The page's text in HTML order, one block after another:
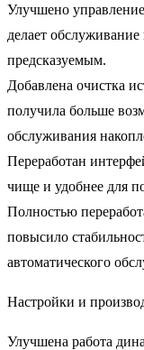
Улучшено
делает
предсказуемым.
Добавлена очистка
получила больше
обслуживания
Переработан
чище и удобнее для
Полностью
повысило
автоматического
Настройки и
Улучшена работа